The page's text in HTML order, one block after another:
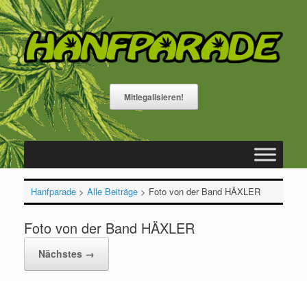
Zum
Inhalt
springen
Mitlegalisieren!
Hanfparade> Alle Beiträge> Foto von der Band HÄXLER
Foto von der Band HÄXLER
Nächstes →